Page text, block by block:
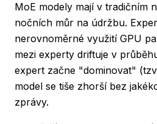
MoE modely mají v tradičním
nočních můr na údržbu.
nerovnoměrné využití GPU
mezi experty driftuje v
expert začne "dominovat"
model se tiše zhorší bez
zprávy.